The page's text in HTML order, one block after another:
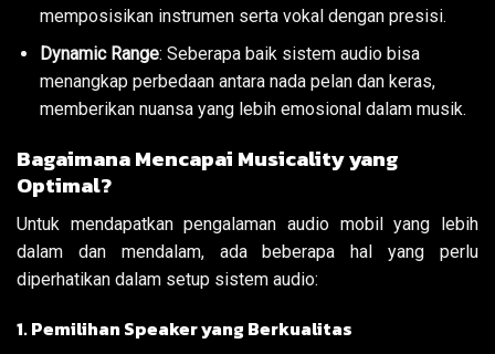
memposisikan instrumen serta vokal dengan presisi.
Dynamic Range: Seberapa baik sistem audio bisa
menangkap perbedaan antara nada pelan dan keras,
memberikan nuansa yang lebih emosional dalam musik.
Bagaimana Mencapai Musicality yang
Optimal?
Untuk mendapatkan pengalaman audio mobil yang lebih
dalam dan mendalam, ada beberapa hal yang perlu
diperhatikan dalam setup sistem audio:
1. Pemilihan Speaker yang Berkualitas